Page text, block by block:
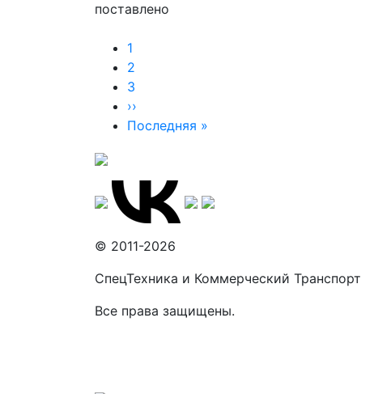
поставлено
Нумерация
страниц
Страница
1
Страница
2
Страница
3
Следующая
страница
››
Последняя
Последняя »
© 2011-2026
СпецТехника и Коммерческий Транспорт
Все права защищены.